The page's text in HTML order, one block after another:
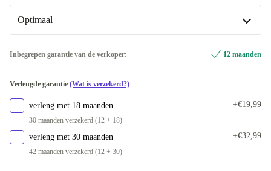
UK (QWERTY) +€9,49
FR (AZERTY) +€24,50
DE (QWERTZ) +€24,50
Optimaal
Beschikbaar in andere configuraties
Inbegrepen garantie van de verkoper: 12 maanden
Verlengde garantie (Wat is verzekerd?)
verleng met 18 maanden
30 maanden verzekerd (12 + 18)
+€19,99
verleng met 30 maanden
42 maanden verzekerd (12 + 30)
+€32,99